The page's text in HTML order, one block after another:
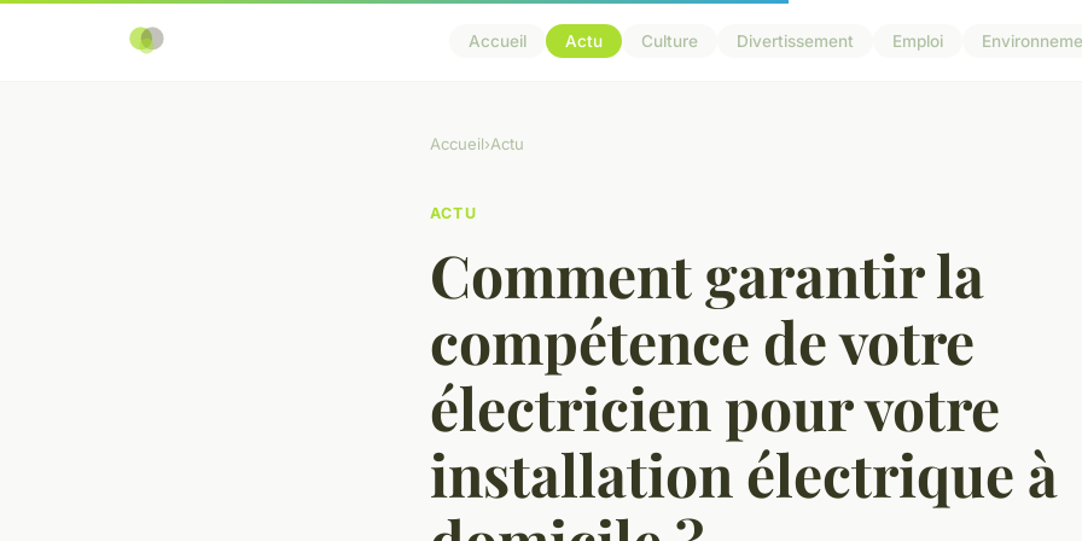
Accueil Actu Culture Divertissement Emploi
Accueil›Actu
ACTU
Comment garantir la
compétence de votre
électricien pour votre
installation électrique à